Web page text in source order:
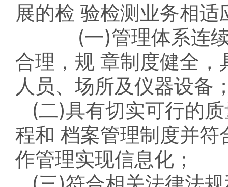
展的检 验检测业务相
(一)管理体系连续
合理，规 章制度健全
人员、场所及仪器设备
(二)具有切实可行的
程和 档案管理制度并
作管理实现信息化；